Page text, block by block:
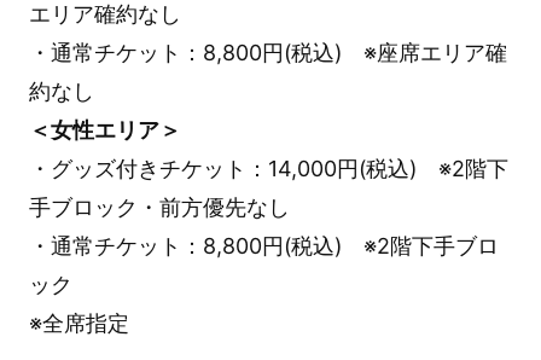
エリア確約なし
・通常チケット：8,800円(税込) ※座席エリア確
約なし
＜女性エリア＞
・グッズ付きチケット：14,000円(税込) ※2階下
手ブロック・前方優先なし
・通常チケット：8,800円(税込) ※2階下手ブロ
ック
※全席指定